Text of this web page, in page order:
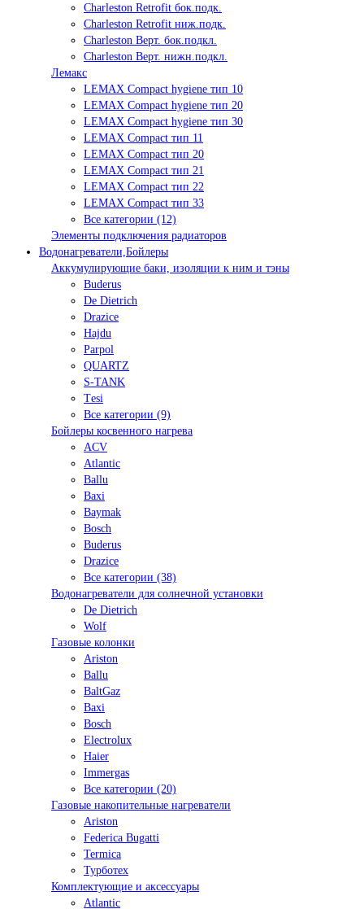
Charleston Retrofit бок.подк.
Charleston Retrofit ниж.подк.
Charleston Верт. бок.подкл.
Charleston Верт. нижн.подкл.
Лемакс
LEMAX Compact hygiene тип 10
LEMAX Compact hygiene тип 20
LEMAX Compact hygiene тип 30
LEMAX Compact тип 11
LEMAX Compact тип 20
LEMAX Compact тип 21
LEMAX Compact тип 22
LEMAX Compact тип 33
Все категории (12)
Элементы подключения радиаторов
Водонагреватели,Бойлеры
Аккумулирующие баки, изоляции к ним и тэны
Buderus
De Dietrich
Drazice
Hajdu
Parpol
QUARTZ
S-TANK
Tеsi
Все категории (9)
Бойлеры косвенного нагрева
ACV
Atlantic
Ballu
Baxi
Baymak
Bosch
Buderus
Drazice
Все категории (38)
Водонагреватели для солнечной установки
De Dietrich
Wolf
Газовые колонки
Ariston
Ballu
BaltGaz
Baxi
Bosсh
Electrolux
Haier
Immergas
Все категории (20)
Газовые накопительные нагреватели
Ariston
Federica Bugatti
Termica
Турботех
Комплектующие и аксессуары
Atlantic